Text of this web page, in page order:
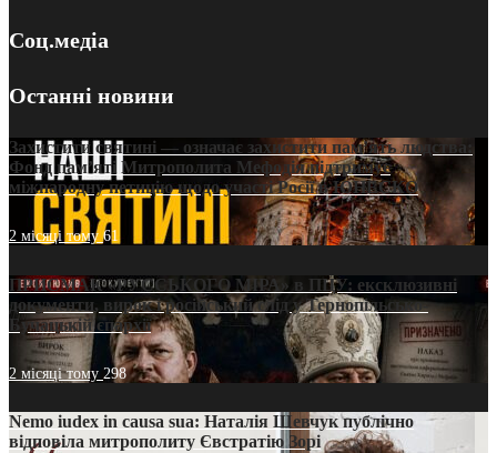
Соц.медіа
Останні новини
Захистити святині — означає захистити пам’ять людства:
Фонд пам’яті Митрополита Мефодія підтримує
міжнародну петицію щодо участі Росії в ЮНЕСКО
2 місяці тому61
ПРИСМАК «РУССЬКОГО МІРА» в ПЦУ: ексклюзивні
документи, вирок і російський слід у Тернопільсько-
Бучацькій єпархії
2 місяці тому 298
Nemo iudex in causa sua: Наталія Шевчук публічно
відповіла митрополиту Євстратію Зорі